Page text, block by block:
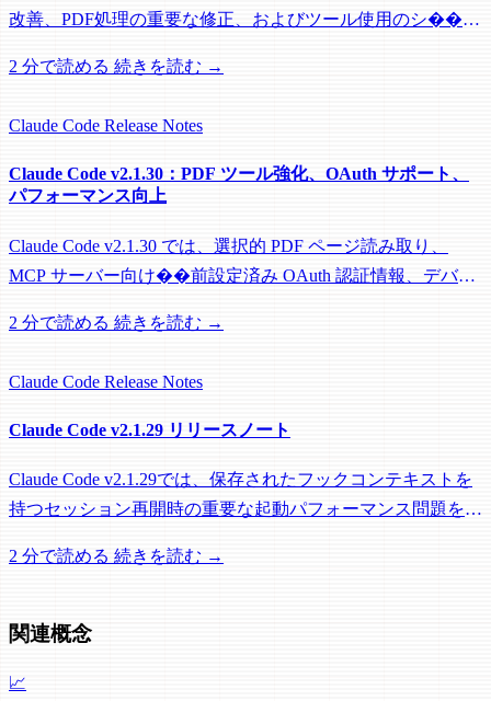
改善、PDF処理の重要な修正、およびツール使用のシ��テ
2 分で読める 続きを読む →
Claude Code Release Notes
Claude Code v2.1.30：PDF ツール強化、OAuth サポート、
パフォーマンス向上
Claude Code v2.1.30 では、選択的 PDF ページ読み取り、
MCP サーバー向け��前設定済み OAuth 認証情報、デバッ
ます。
2 分で読める 続きを読む →
Claude Code Release Notes
Claude Code v2.1.29 リリースノート
Claude Code v2.1.29では、保存されたフックコンテキストを
持つセッション再開時の重要な起動パフォーマンス問題を修
2 分で読める 続きを読む →
関連概念
📈